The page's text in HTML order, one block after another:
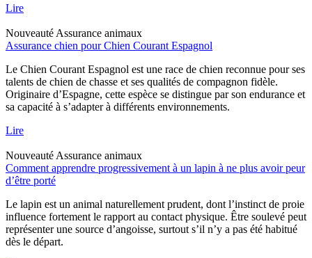
Lire
Nouveauté Assurance animaux
Assurance chien pour Chien Courant Espagnol
Le Chien Courant Espagnol est une race de chien reconnue pour ses
talents de chien de chasse et ses qualités de compagnon fidèle.
Originaire d’Espagne, cette espèce se distingue par son endurance et
sa capacité à s’adapter à différents environnements.
Lire
Nouveauté Assurance animaux
Comment apprendre progressivement à un lapin à ne plus avoir peur
d’être porté
Le lapin est un animal naturellement prudent, dont l’instinct de proie
influence fortement le rapport au contact physique. Être soulevé peut
représenter une source d’angoisse, surtout s’il n’y a pas été habitué
dès le départ.